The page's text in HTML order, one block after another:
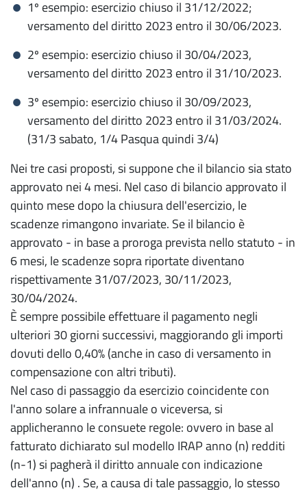
1º esempio: esercizio chiuso il 31/12/2022;
versamento del diritto 2023 entro il 30/06/2023.
2º esempio: esercizio chiuso il 30/04/2023,
versamento del diritto 2023 entro il 31/10/2023.
3º esempio: esercizio chiuso il 30/09/2023,
versamento del diritto 2023 entro il 31/03/2024.
(31/3 sabato, 1/4 Pasqua quindi 3/4)
Nei tre casi proposti, si suppone che il bilancio sia stato
approvato nei 4 mesi. Nel caso di bilancio approvato il
quinto mese dopo la chiusura dell'esercizio, le
scadenze rimangono invariate. Se il bilancio è
approvato - in base a proroga prevista nello statuto - in
6 mesi, le scadenze sopra riportate diventano
rispettivamente 31/07/2023, 30/11/2023,
30/04/2024.
È sempre possibile effettuare il pagamento negli
ulteriori 30 giorni successivi, maggiorando gli importi
dovuti dello 0,40% (anche in caso di versamento in
compensazione con altri tributi).
Nel caso di passaggio da esercizio coincidente con
l'anno solare a infrannuale o viceversa, si
applicheranno le consuete regole: ovvero in base al
fatturato dichiarato sul modello IRAP anno (n) redditi
(n-1) si pagherà il diritto annuale con indicazione
dell'anno (n) . Se, a causa di tale passaggio, lo stesso